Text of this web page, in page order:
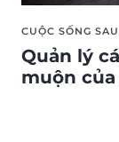
CUỘC SỐNG
Quản lý
muộn